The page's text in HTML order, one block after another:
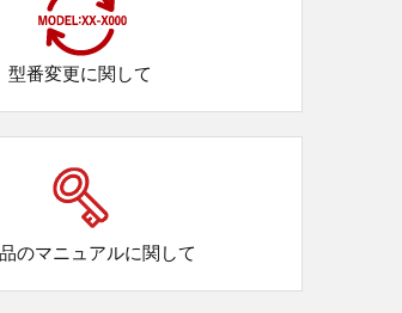
型番変更に関して
のマニュアルに関して